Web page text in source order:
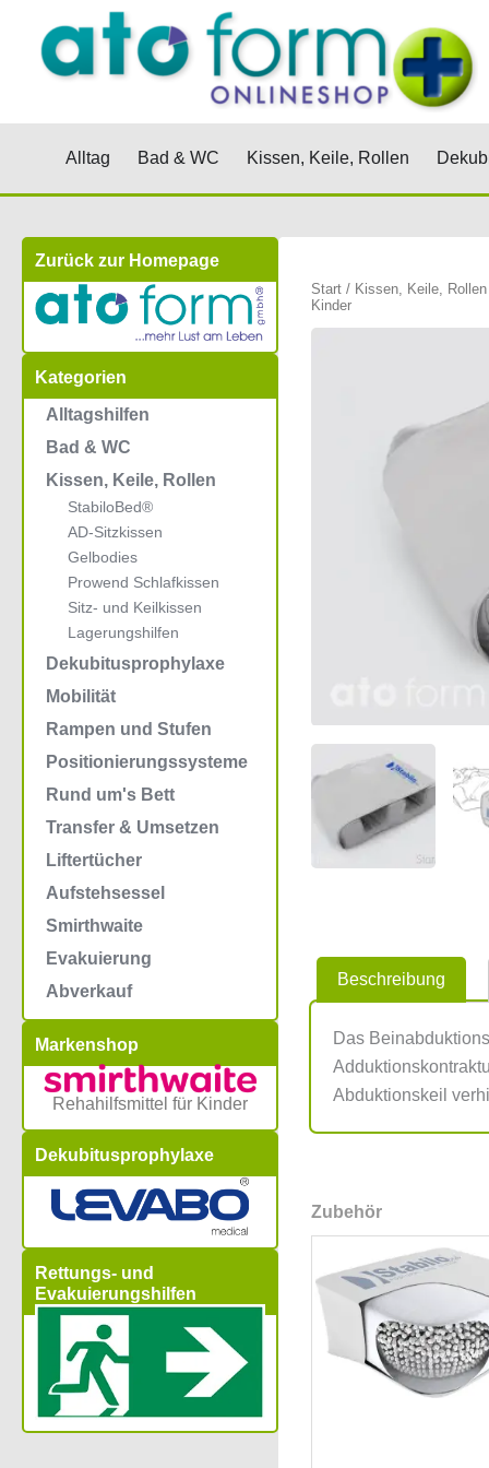
springen
Alltag Öffne Alltag
Bad & WC Öffne Bad & WC
Kissen, Keile, Rollen Öffne
Zurück zur Homepage
Kategorien
Alltagshilfen
Bad & WC
Kissen, Keile, Rollen
StabiloBed®
AD-Sitzkissen
Gelbodies
Prowend Schlafkissen
Sitz- und Keilkissen
Lagerungshilfen
Dekubitusprophylaxe
Mobilität
Rampen und Stufen
Positionierungssysteme
Rund um's Bett
Transfer & Umsetzen
Liftertücher
Aufstehsessel
Smirthwaite
Evakuierung
Abverkauf
Markenshop
Rehahilfsmittel für Kinder
Dekubitusprophylaxe
Rettungs- und
Evakuierungshilfen
Start/ Kissen, Keile, Rollen
Kinder
Beschreibung
Das
Abduktionskeil
Zubehör